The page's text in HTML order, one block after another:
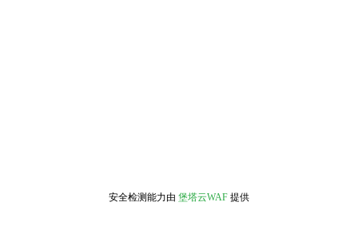
安全检测能力由 堡塔云WAF 提供